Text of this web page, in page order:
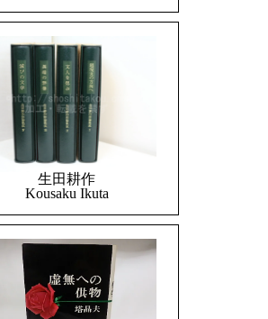
生田耕作
Kousaku Ikuta